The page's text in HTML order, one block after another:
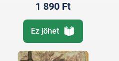
1 890 Ft
Ez jöhet